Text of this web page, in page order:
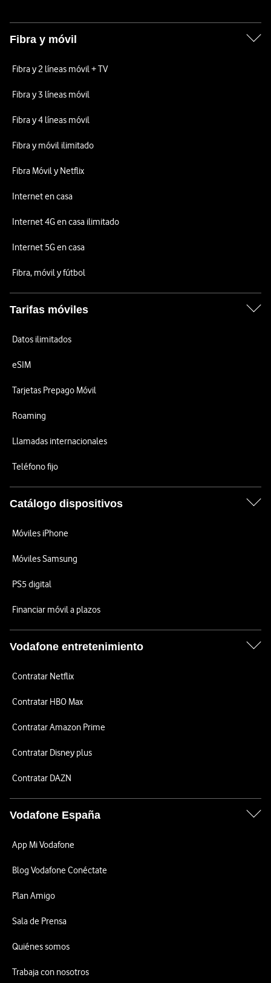
Fibra y móvil
Fibra y 2 líneas móvil + TV
Fibra y 3 líneas móvil
Fibra y 4 líneas móvil
Fibra y móvil ilimitado
Fibra Móvil y Netflix
Internet en casa
Internet 4G en casa ilimitado
Internet 5G en casa
Fibra, móvil y fútbol
Tarifas móviles
Datos ilimitados
eSIM
Tarjetas Prepago Móvil
Roaming
Llamadas internacionales
Teléfono fijo
Catálogo dispositivos
Móviles iPhone
Móviles Samsung
PS5 digital
Financiar móvil a plazos
Vodafone entretenimiento
Contratar Netflix
Contratar HBO Max
Contratar Amazon Prime
Contratar Disney plus
Contratar DAZN
Vodafone España
App Mi Vodafone
Blog Vodafone Conéctate
Plan Amigo
Sala de Prensa
Quiénes somos
Trabaja con nosotros